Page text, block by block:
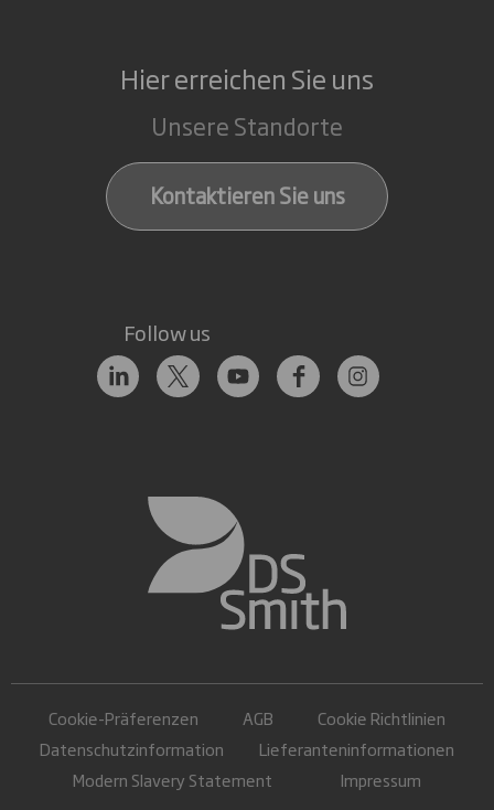
Hier erreichen Sie uns
Unsere Standorte
Kontaktieren Sie uns
Follow us
Cookie-Präferenzen AGB
Cookie Richtlinien
Datenschutzinformation
Lieferanteninformationen
Modern Slavery Statement
Impressum